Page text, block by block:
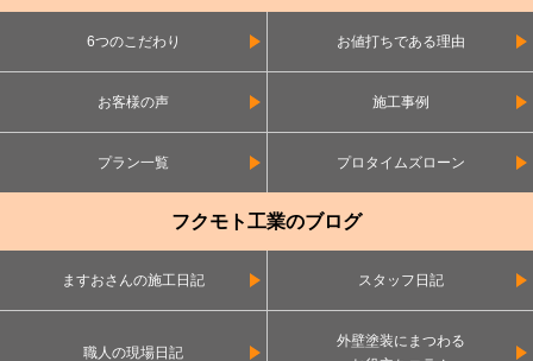
6つのこだわり お値打ちである理由
お客様の声 施工事例
プラン一覧 プロタイムズローン
フクモト工業のブログ
ますおさんの施工日記 スタッフ日記
職人の現場日記
外壁塗装にまつわる